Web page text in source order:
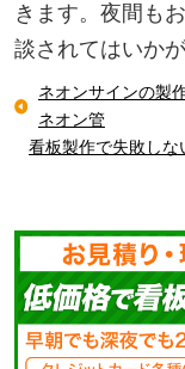
きます。夜間も
談されてはいか
ネオンサインの製
ネオン管
看板製作で失敗し